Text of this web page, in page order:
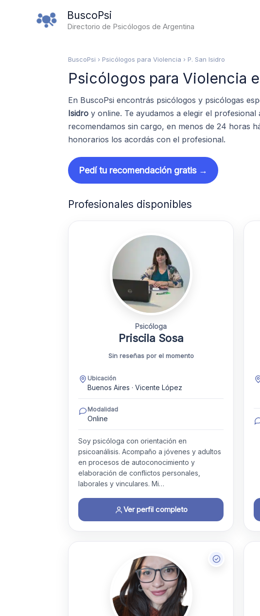
BuscoPsi
Directorio de Psicólogos de Argentina
BuscoPsi › Psicólogos para Violencia › P. San Isidro
Psicólogos para Violencia
En BuscoPsi encontrás psicólogos y psicólogas
Isidro y online. Te ayudamos a elegir el
recomendamos sin cargo, en menos de 24 horas
honorarios los acordás con el profesional.
Pedí tu recomendación gratis →
Profesionales disponibles
Psicóloga
Priscila Sosa
Sin reseñas por el momento
Ubicación
Buenos Aires · Vicente López
Modalidad
Online
Soy psicóloga con orientación en
psicoanálisis. Acompaño a jóvenes y adultos
en procesos de autoconocimiento y
elaboración de conflictos personales,
laborales y vinculares. Mi…
Ver perfil completo